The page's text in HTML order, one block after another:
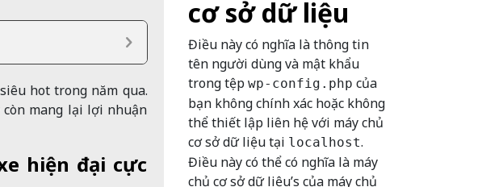
hot trong năm qua.
còn mang lại lợi nhuận
hiện đại cực
cơ sở dữ liệu
Điều này có nghĩa là thông tin
tên người dùng và mật khẩu
trong tệp wp-config.php của
bạn không chính xác hoặc không
thể thiết lập liên hệ với máy chủ
cơ sở dữ liệu tại localhost.
Điều này có thể có nghĩa là máy
chủ cơ sở dữ liệu’s của máy chủ